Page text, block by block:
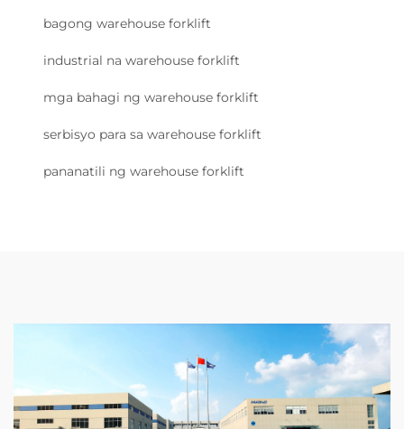
bagong warehouse forklift
industrial na warehouse forklift
mga bahagi ng warehouse forklift
serbisyo para sa warehouse forklift
pananatili ng warehouse forklift